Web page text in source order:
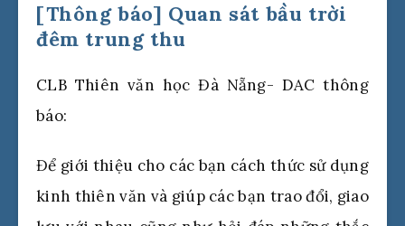
[Thông báo] Quan sát bầu trời
đêm trung thu
CLB Thiên văn học Đà Nẵng- DAC thông
báo:
Để giới thiệu cho các bạn cách thức sử dụng
kinh thiên văn và giúp các bạn trao đổi, giao